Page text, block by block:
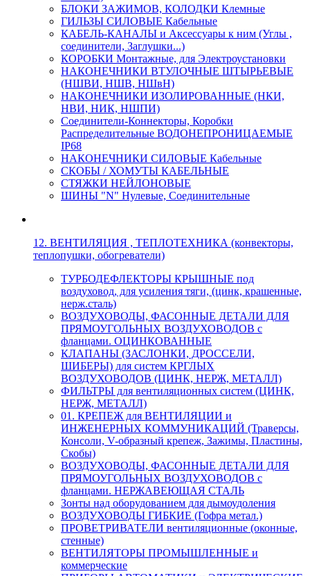
БЛОКИ ЗАЖИМОВ, КОЛОДКИ Клемные
ГИЛЬЗЫ СИЛОВЫЕ Кабельные
КАБЕЛЬ-КАНАЛЫ и Аксессуары к ним (Углы ,
соединители, Заглушки...)
КОРОБКИ Монтажные, для Электроустановки
НАКОНЕЧНИКИ ВТУЛОЧНЫЕ ШТЫРЬЕВЫЕ
(НШВИ, НШВ, НШвН)
НАКОНЕЧНИКИ ИЗОЛИРОВАННЫЕ (НКИ,
НВИ, НИК, НШПИ)
Соединители-Коннекторы, Коробки
Распределительные ВОДОНЕПРОНИЦАЕМЫЕ
IP68
НАКОНЕЧНИКИ СИЛОВЫЕ Кабельные
СКОБЫ / ХОМУТЫ КАБЕЛЬНЫЕ
СТЯЖКИ НЕЙЛОНОВЫЕ
ШИНЫ "N" Нулевые, Соединительные
12. ВЕНТИЛЯЦИЯ , ТЕПЛОТЕХНИКА (конвекторы,
теплопушки, обогреватели)
ТУРБОДЕФЛЕКТОРЫ КРЫШНЫЕ под
воздуховод, для усиления тяги, (цинк, крашенные,
нерж.сталь)
ВОЗДУХОВОДЫ, ФАСОННЫЕ ДЕТАЛИ ДЛЯ
ПРЯМОУГОЛЬНЫХ ВОЗДУХОВОДОВ с
фланцами. ОЦИНКОВАННЫЕ
КЛАПАНЫ (ЗАСЛОНКИ, ДРОССЕЛИ,
ШИБЕРЫ) для систем КРГЛЫХ
ВОЗДУХОВОДОВ (ЦИНК, НЕРЖ, МЕТАЛЛ)
ФИЛЬТРЫ для вентиляционных систем (ЦИНК,
НЕРЖ, МЕТАЛЛ)
01. КРЕПЕЖ для ВЕНТИЛЯЦИИ и
ИНЖЕНЕРНЫХ КОММУНИКАЦИЙ (Траверсы,
Консоли, V-образный крепеж, Зажимы, Пластины,
Скобы)
ВОЗДУХОВОДЫ, ФАСОННЫЕ ДЕТАЛИ ДЛЯ
ПРЯМОУГОЛЬНЫХ ВОЗДУХОВОДОВ с
фланцами. НЕРЖАВЕЮЩАЯ СТАЛЬ
Зонты над оборудованием для дымоудоления
ВОЗДУХОВОДЫ ГИБКИЕ (Гофра метал.)
ПРОВЕТРИВАТЕЛИ вентиляционные (оконные,
стенные)
ВЕНТИЛЯТОРЫ ПРОМЫШЛЕННЫЕ и
коммерческие